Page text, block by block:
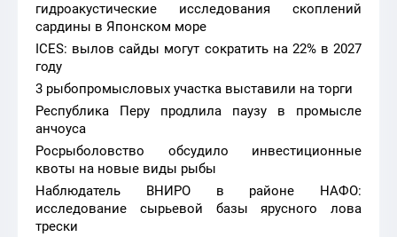
гидроакустические исследования скоплений
сардины в Японском море
ICES: вылов сайды могут сократить на 22% в 2027
году
3 рыбопромысловых участка выставили на торги
Республика Перу продлила паузу в промысле
анчоуса
Росрыболовство обсудило инвестиционные
квоты на новые виды рыбы
Наблюдатель ВНИРО в районе НАФО:
исследование сырьевой базы ярусного лова
трески